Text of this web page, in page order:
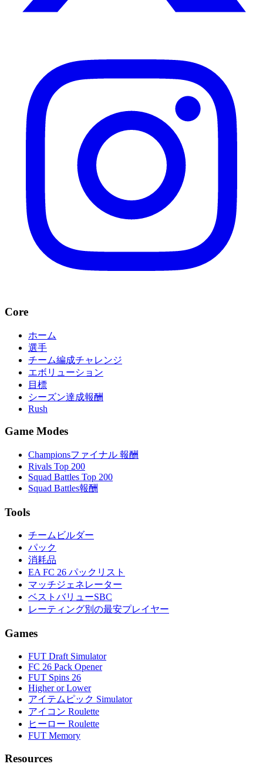
Core
ホーム
選手
チーム編成チャレンジ
エボリューション
目標
シーズン達成報酬
Rush
Game Modes
Championsファイナル 報酬
Rivals Top 200
Squad Battles Top 200
Squad Battles報酬
Tools
チームビルダー
パック
消耗品
EA FC 26 パックリスト
マッチジェネレーター
ベストバリューSBC
レーティング別の最安プレイヤー
Games
FUT Draft Simulator
FC 26 Pack Opener
FUT Spins 26
Higher or Lower
アイテムピック Simulator
アイコン Roulette
ヒーロー Roulette
FUT Memory
Resources